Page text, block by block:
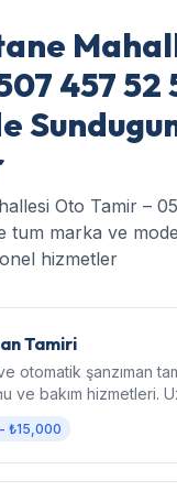
457 52
Oto Tamir –
tum marka ve
hizmetler
Tamiri
otomatik şanzıman
ve bakım hizmetleri.
₺15,000